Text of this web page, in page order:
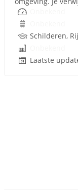
Schilderen,
Laatste